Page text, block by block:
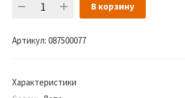
В корзину
Артикул: 087500077
Характеристики